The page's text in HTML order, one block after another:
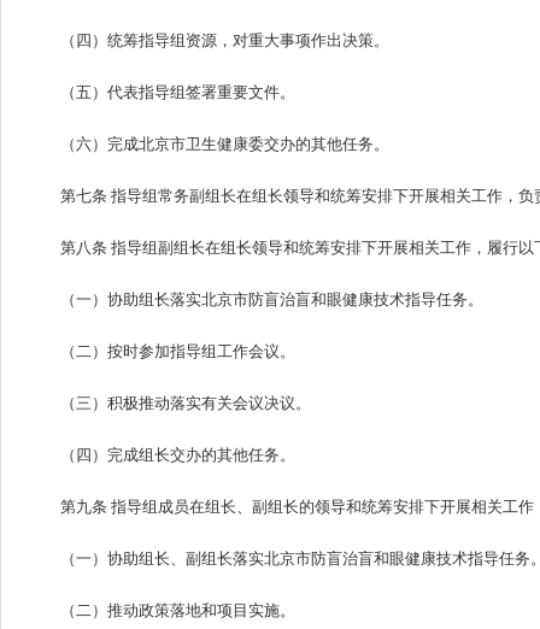
（四）统筹指导组资源，对重大事项作出决策。
（五）代表指导组签署重要文件。
（六）完成北京市卫生健康委交办的其他任务。
第七条 指导组常务副组长在组长领导和统筹安排下开展相关工作，
第八条 指导组副组长在组长领导和统筹安排下开展相关工作，履行以
（一）协助组长落实北京市防盲治盲和眼健康技术指导任务。
（二）按时参加指导组工作会议。
（三）积极推动落实有关会议决议。
（四）完成组长交办的其他任务。
第九条 指导组成员在组长、副组长的领导和统筹安排下开展相关工作
（一）协助组长、副组长落实北京市防盲治盲和眼健康技术指导任务
（二）推动政策落地和项目实施。